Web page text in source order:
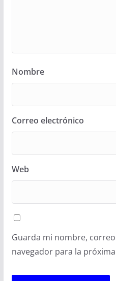
Nombre
Correo electrónico
Web
Guarda mi nombre,
navegador para la